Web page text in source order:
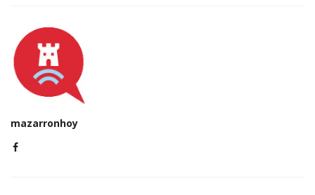
mazarronhoy